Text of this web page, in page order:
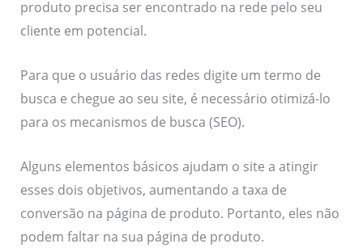
produto precisa ser encontrado na rede pelo seu
cliente em potencial.
Para que o usuário das redes digite um termo de
busca e chegue ao seu site, é necessário otimizá-lo
para os mecanismos de busca (SEO).
Alguns elementos básicos ajudam o site a atingir
esses dois objetivos, aumentando a taxa de
conversão na página de produto. Portanto, eles não
podem faltar na sua página de produto.